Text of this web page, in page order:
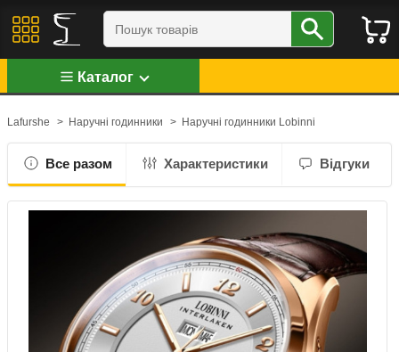
Каталог
Lafurshe > Наручні годинники > Наручні годинники Lobinni
Все разом Характеристики Відгуки